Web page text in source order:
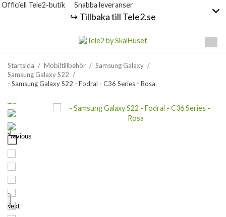
Officiell Tele2-butik Snabba leveranser
↪️ Tillbaka till Tele2.se
Startsida / Mobiltillbehör / Samsung Galaxy /
Samsung Galaxy S22 /
- Samsung Galaxy S22 - Fodral - C36 Series - Rosa
Previous
Next